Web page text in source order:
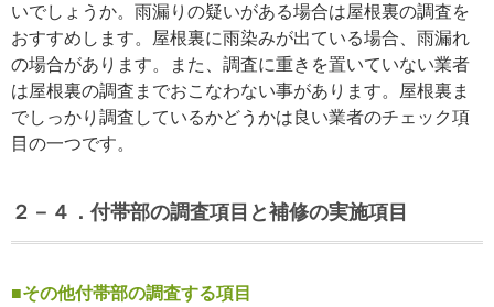
いでしょうか。雨漏りの疑いがある場合は屋根裏の調査を
おすすめします。屋根裏に雨染みが出ている場合、雨漏れ
の場合があります。また、調査に重きを置いていない業者
は屋根裏の調査までおこなわない事があります。屋根裏ま
でしっかり調査しているかどうかは良い業者のチェック項
目の一つです。
２－４．付帯部の調査項目と補修の実施項目
■その他付帯部の調査する項目